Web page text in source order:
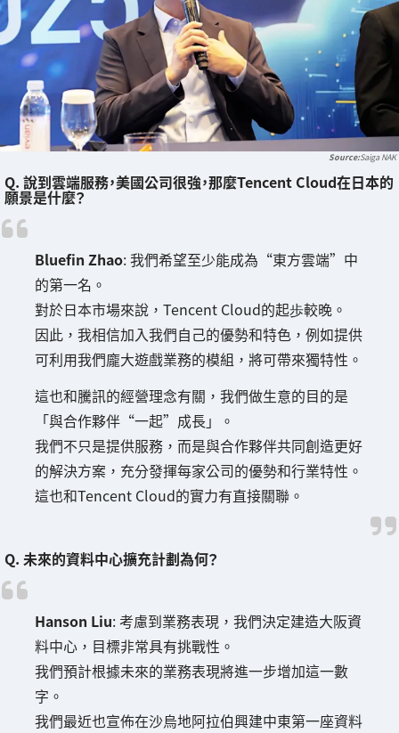
Saiga NAK
Q. 說到雲端服務，美國公司很強，那麼Tencent Cloud在日本的
願景是什麼？
Bluefin Zhao: 我們希望至少能成為“東方雲端”中
的第一名。
對於日本市場來說，Tencent Cloud的起歩較晚。
因此，我相信加入我們自己的優勢和特色，例如提供
可利用我們龐大遊戲業務的模組，將可帶來獨特性。
這也和騰訊的經營理念有關，我們做生意的目的是
「與合作夥伴“一起”成長」。
我們不只是提供服務，而是與合作夥伴共同創造更好
的解決方案，充分發揮每家公司的優勢和行業特性。
這也和Tencent Cloud的實力有直接關聯。
Q. 未來的資料中心擴充計劃為何？
Hanson Liu: 考慮到業務表現，我們決定建造大阪資
料中心，目標非常具有挑戰性。
我們預計根據未來的業務表現將進一步增加這一數
字。
我們最近也宣佈在沙烏地阿拉伯興建中東第一座資料